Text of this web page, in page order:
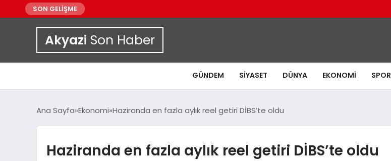
SON GELİŞME
Akyazi Son Haber
GÜNDEM SIYASET DÜNYA EKONOMI SPOR
Ana Sayfa Ekonomi Haziranda en fazla aylık reel getiri DİBS’te oldu
Haziranda en fazla aylık reel getiri DİBS’te oldu